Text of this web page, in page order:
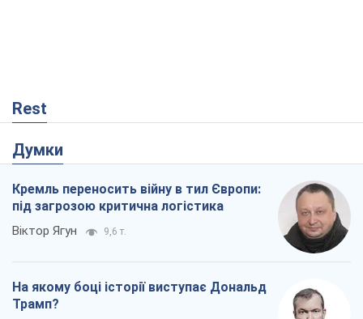
Rest
Думки
Кремль переносить війну в тил Європи:
під загрозою критична логістика
Віктор Ягун 9,6 т.
На якому боці історії виступає Дональд
Трамп?